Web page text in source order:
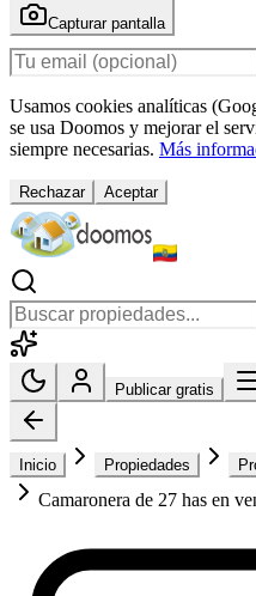
Capturar pantalla
Usamos cookies analíticas
se usa Doomos y mejorar el
siempre necesarias. Más
Rechazar Aceptar
Publicar gratis
Inicio Propiedades
Camaronera de 27 has en